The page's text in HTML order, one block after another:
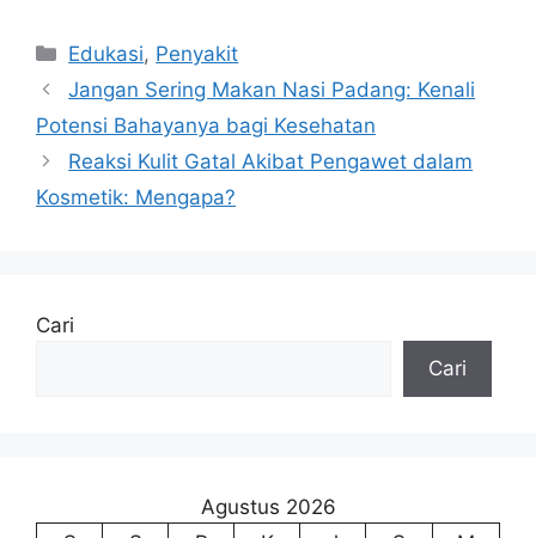
Kategori
Edukasi, Penyakit
Jangan Sering Makan Nasi Padang: Kenali
Potensi Bahayanya bagi Kesehatan
Reaksi Kulit Gatal Akibat Pengawet dalam
Kosmetik: Mengapa?
Cari
Cari
Agustus 2026